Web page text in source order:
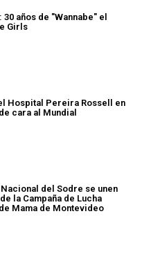
años de "Wannabe" el
Girls
Hospital Pereira Rossell en
cara al Mundial
del Sodre se unen
la Campaña de Lucha
Mama de Montevideo